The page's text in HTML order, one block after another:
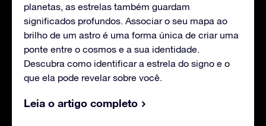
planetas, as estrelas também guardam
significados profundos. Associar o seu mapa ao
brilho de um astro é uma forma única de criar uma
ponte entre o cosmos e a sua identidade.
Descubra como identificar a estrela do signo e o
que ela pode revelar sobre você.
Leia o artigo completo